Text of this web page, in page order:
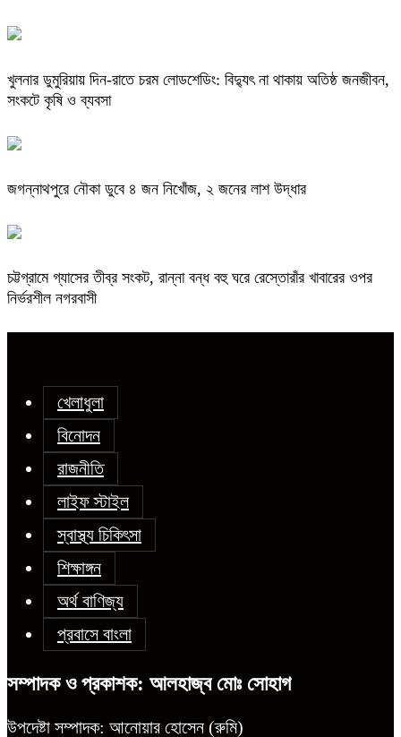
খুলনার ডুমুরিয়ায় দিন-রাতে চরম লোডশেডিং: বিদ্যুৎ না থাকায় অতিষ্ঠ জনজীবন,
সংকটে কৃষি ও ব্যবসা
জগন্নাথপুরে নৌকা ডুবে ৪ জন নিখোঁজ, ২ জনের লাশ উদ্ধার
চট্টগ্রামে গ্যাসের তীব্র সংকট, রান্না বন্ধ বহু ঘরে রেস্তোরাঁর খাবারের ওপর
নির্ভরশীল নগরবাসী
খেলাধুলা
বিনোদন
রাজনীতি
লাইফ স্টাইল
স্বাস্থ্য চিকিৎসা
শিক্ষাঙ্গন
অর্থ বাণিজ্য
প্রবাসে বাংলা
সম্পাদক ও প্রকাশক: আলহাজ্ব মোঃ সোহাগ
উপদেষ্টা সম্পাদক: আনোয়ার হোসেন (রুমি)